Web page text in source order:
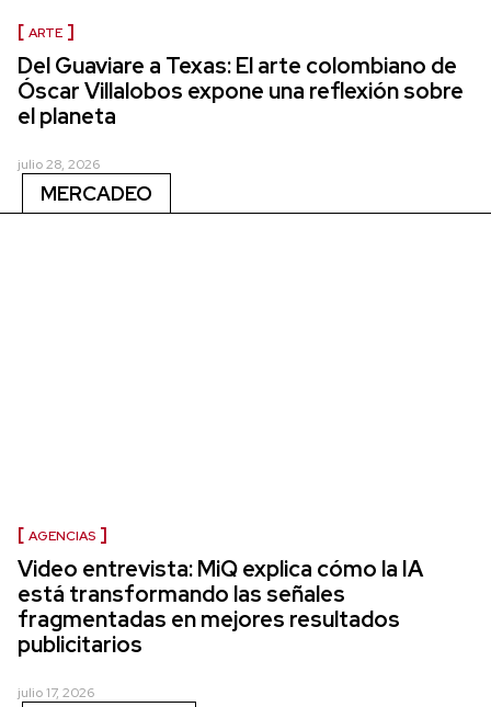
ARTE
Del Guaviare a Texas: El arte colombiano de
Óscar Villalobos expone una reflexión sobre
el planeta
julio 28, 2026
MERCADEO
AGENCIAS
Video entrevista: MiQ explica cómo la IA
está transformando las señales
fragmentadas en mejores resultados
publicitarios
julio 17, 2026